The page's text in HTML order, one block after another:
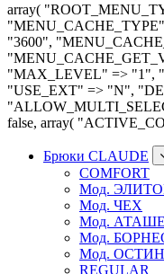
array(
"3600",
"MAX_LEVEL" => "1",
"USE_EXT" => "N",
false, array(
Брюки CLAUDE
COMFORT
Мод.
Мод. ЧЕХ
Мод. АТАШЕ
Мод.
Мод. ОСТИН
REGULAR